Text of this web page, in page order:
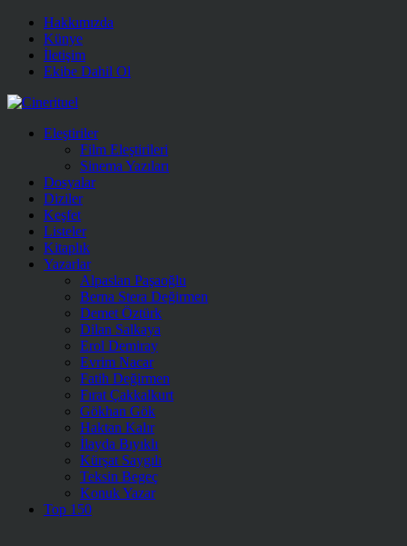
Hakkımızda
Künye
İletişim
Ekibe Dahil Ol
Eleştiriler
Film Eleştirileri
Sinema Yazıları
Dosyalar
Diziler
Keşfet
Listeler
Kitaplık
Yazarlar
Alpaslan Paşaoğlu
Berna Stera Değirmen
Demet Öztürk
Dilan Salkaya
Erol Demiray
Evrim Nacar
Fatih Değirmen
Fırat Çakkalkurt
Gökhan Gök
Haktan Kalır
İlayda Bıyıklı
Kürşat Saygılı
Teksin Begeç
Konuk Yazar
Top 150